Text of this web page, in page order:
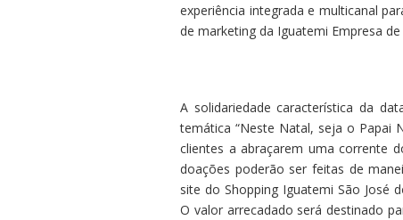
experiência integrada e multicanal
de marketing da Iguatemi Empresa de
A solidariedade característica da
temática “Neste Natal, seja o Papai
clientes a abraçarem uma corrente
doações poderão ser feitas de
site do Shopping Iguatemi São José
O valor arrecadado será destinado